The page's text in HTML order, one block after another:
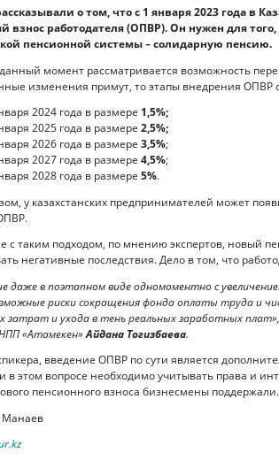
о том, что с 1 января 2023 года в
взнос работодателя (ОПВР). Он нужен для
пенсионной системы – солидарную пенсию.
момент рассматривается возможность
изменения примут, то этапы внедрения ОПВР
2024 года в размере 1,5%;
2025 года в размере 2,5%;
2026 года в размере 3,5%;
2027 года в размере 4,5%;
2028 года в размере 5%.
у казахстанских предпринимателей может
с таким подходом, по мнению экспертов, новый
негативные последствия. Дело в том, что
даже в поэтапном виде одномоментно с
риски сокращения фонда оплаты труда и
затрат и ухода в тень реальных заработных
«Атамекен»Айдана Тогизбаева.
введение ОПВР по сути является
в этом вопросе необходимо учитывать права и
пенсионного взноса бизнесмены поддержали.
Манаев